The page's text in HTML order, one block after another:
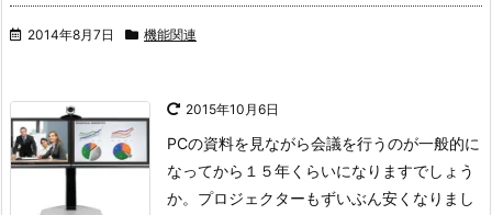
2014年8月7日 機能関連
2015年10月6日
PCの資料を見ながら会議を行うのが一般的に
なってから１５年くらいになりますでしょう
か。プロジェクターもずいぶん安くなりまし